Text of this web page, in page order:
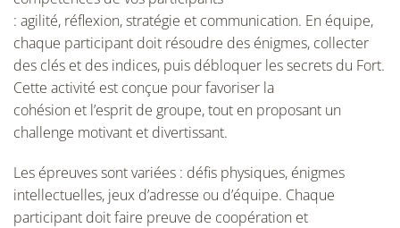
: agilité, réflexion, stratégie et communication. En équipe,
chaque participant doit résoudre des énigmes, collecter
des clés et des indices, puis débloquer les secrets du Fort.
Cette activité est conçue pour favoriser la
cohésion et l’esprit de groupe, tout en proposant un
challenge motivant et divertissant.
Les épreuves sont variées : défis physiques, énigmes
intellectuelles, jeux d’adresse ou d’équipe. Chaque
participant doit faire preuve de coopération et